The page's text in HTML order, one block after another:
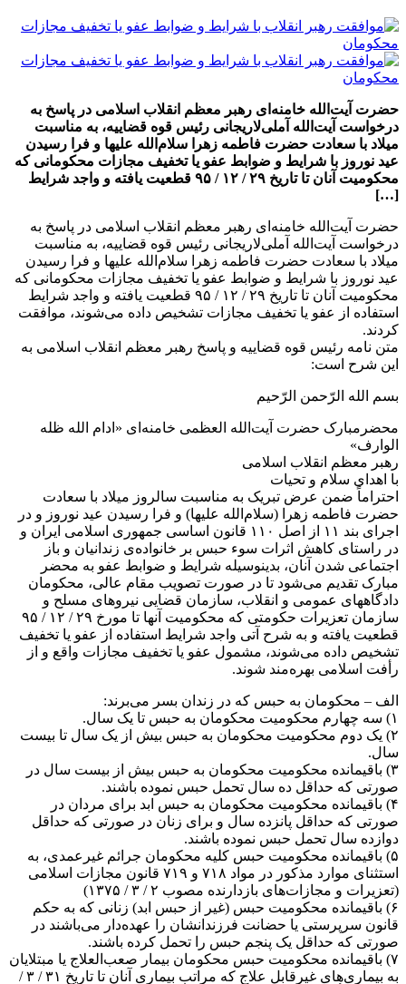
حضرت آیت‌الله خامنه‌ای رهبر معظم انقلاب اسلامی در پاسخ به
درخواست آیت‌الله آملی‌لاریجانی رئیس قوه قضاییه، به مناسبت
میلاد با سعادت حضرت فاطمه زهرا سلام‌الله علیها و فرا رسیدن
عید نوروز با شرایط و ضوابط عفو یا تخفیف مجازات محکومانی که
محکومیت آنان تا تاریخ ۲۹ / ۱۲ / ۹۵ قطعیت یافته و واجد شرایط
[…]
حضرت آیت‌الله خامنه‌ای رهبر معظم انقلاب اسلامی در پاسخ به
درخواست آیت‌الله آملی‌لاریجانی رئیس قوه قضاییه، به مناسبت
میلاد با سعادت حضرت فاطمه زهرا سلام‌الله علیها و فرا رسیدن
عید نوروز با شرایط و ضوابط عفو یا تخفیف مجازات محکومانی که
محکومیت آنان تا تاریخ ۲۹ / ۱۲ / ۹۵ قطعیت یافته و واجد شرایط
استفاده از عفو یا تخفیف مجازات تشخیص داده می‌شوند، موافقت
کردند.
متن نامه رئیس قوه قضاییه و پاسخ رهبر معظم انقلاب اسلامی به
این شرح است:
بسم الله الرّحمن الرّحیم
محضرمبارک حضرت آیت‌الله‌ العظمی خامنه‌ای «ادام الله ظله
الوارف»
رهبر معظم انقلاب اسلامی
با اهدای سلام و تحیات
احتراماً ضمن عرض تبریک به مناسبت سالروز میلاد با سعادت
حضرت فاطمه زهرا (سلام‌الله علیها) و فرا رسیدن عید نوروز و در
اجرای بند ۱۱ از اصل ۱۱۰ قانون اساسی جمهوری اسلامی ایران و
در راستای کاهش اثرات سوء حبس بر خانواده‌ی زندانیان و باز
اجتماعی شدن آنان، بدینوسیله شرایط و ضوابط عفو به محضر
مبارک تقدیم می‌شود تا در صورت تصویب مقام عالی، محکومان
دادگاههای عمومی و انقلاب، سازمان قضایی نیروهای مسلح و
سازمان تعزیرات حکومتی که محکومیت آنها تا مورخ ۲۹ / ۱۲ / ۹۵
قطعیت یافته و به شرح آتی واجد شرایط استفاده از عفو یا تخفیف
تشخیص داده می‌شوند، مشمول عفو یا تخفیف مجازات واقع و از
رأفت اسلامی بهره‌مند شوند.
الف – محکومان به حبس که در زندان بسر می‌برند:
۱) سه چهارم محکومیت محکومان به حبس تا یک سال.
۲) یک ‌دوم محکومیت محکومان به حبس بیش از یک سال تا بیست
سال.
۳) باقیمانده محکومیت محکومان به حبس بیش از بیست سال در
صورتی که حداقل ده سال تحمل حبس نموده باشند.
۴) باقیمانده محکومیت محکومان به حبس ابد برای مردان در
صورتی که حداقل پانزده سال و برای زنان در صورتی که حداقل
دوازده سال تحمل حبس نموده باشند.
۵) باقیمانده محکومیت حبس کلیه محکومان جرائم غیرعمدی، به
استثنای موارد مذکور در مواد ۷۱۸ و ۷۱۹ قانون مجازات اسلامی
(تعزیرات و مجازات‌های بازدارنده مصوب ۲ / ۳ / ۱۳۷۵)
۶) باقیمانده محکومیت حبس (غیر از حبس ابد) زنانی که به حکم
قانون سرپرستی یا حضانت فرزندانشان را عهده‌دار می‌باشند در
صورتی که حداقل یک پنجم حبس را تحمل کرده باشند.
۷) باقیمانده محکومیت حبس محکومان بیمار صعب‌العلاج یا مبتلایان
به بیماری‌های غیرقابل علاج که مراتب بیماری آنان تا تاریخ ۳۱ / ۳ /